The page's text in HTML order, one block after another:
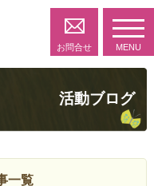
お問合せ MENU
活動ブログ
一覧